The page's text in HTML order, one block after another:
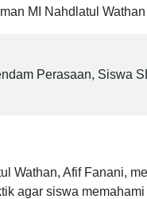
MI Nahdlatul